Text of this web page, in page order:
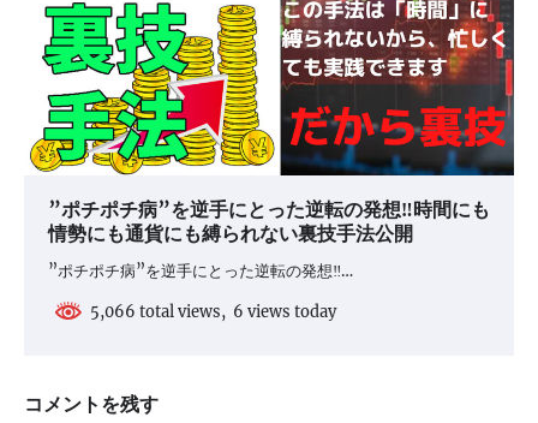
”ポチポチ病”を逆手にとった逆転の発想‼時間にも
情勢にも通貨にも縛られない裏技手法公開
”ポチポチ病”を逆手にとった逆転の発想‼…
5,066 total views, 6 views today
コメントを残す